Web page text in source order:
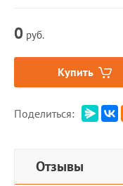
0 руб.
Купить
Поделиться:
Отзывы